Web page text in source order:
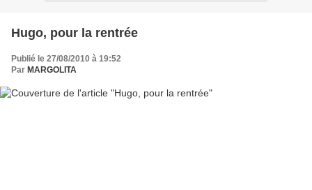
Hugo, pour la rentrée
Publié le 27/08/2010 à 19:52
Par MARGOLITA